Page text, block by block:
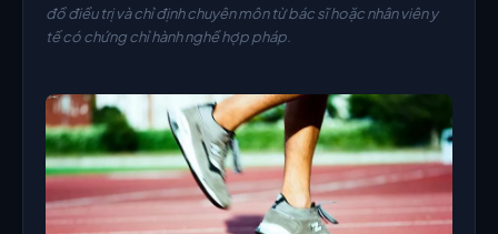
đồ điều trị và chỉ định chuyên môn từ bác sĩ hoặc nhân viên y
tế có chứng chỉ hành nghề hợp pháp.